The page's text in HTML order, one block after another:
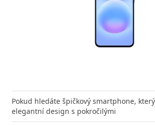
Pokud hledáte špičkový smartphone,
elegantní design s pokročilými